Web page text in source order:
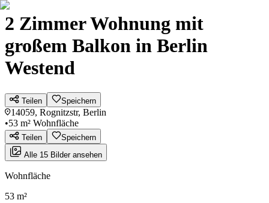
2 Zimmer Wohnung mit
großem Balkon in Berlin
Westend
Teilen Speichern
14059, Rognitzstr, Berlin
•53 m² Wohnfläche
Teilen
Speichern
Alle 15 Bilder ansehen
Wohnfläche
53 m²